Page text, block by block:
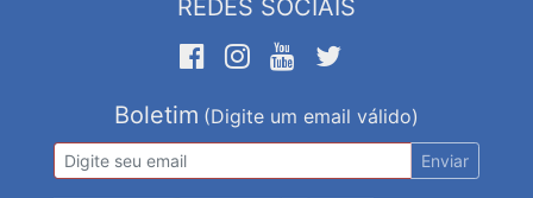
REDES SOCIAIS
Boletim (Digite um email válido)
Enviar